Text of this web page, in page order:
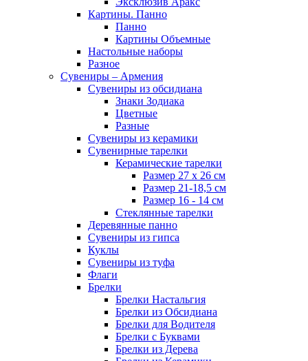
Картины. Панно
Панно
Картины Объемные
Настольные наборы
Разное
Сувениры – Армения
Сувениры из обсидиана
Знаки Зодиака
Цветные
Разные
Сувениры из керамики
Сувенирные тарелки
Керамические тарелки
Размер 27 х 26 см
Размер 21-18,5 см
Размер 16 - 14 см
Стеклянные тарелки
Деревянные панно
Сувениры из гипса
Куклы
Сувениры из туфа
Флаги
Брелки
Брелки Настальгия
Брелки из Обсидиана
Брелки для Водителя
Брелки с Буквами
Брелки из Дерева